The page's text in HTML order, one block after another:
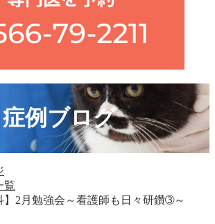
症例ブログ
覧
】2月勉強会～看護師も日々研鑽➂～